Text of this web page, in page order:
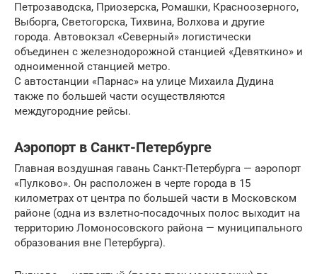
Петрозаводска, Приозерска, Ромашки, Красноозерного,
Выборга, Светогорска, Тихвина, Волхова и другие
города. Автовокзал «Северный» логистически
объединен с железнодорожной станцией «Девяткино» и
одноименной станцией метро.
С автостанции «Парнас» на улице Михаила Дудина
также по большей части осуществляются
междугородние рейсы.
Аэропорт в Санкт-Петербурге
Главная воздушная гавань Санкт-Петербурга — аэропорт
«Пулково». Он расположен в черте города в 15
километрах от центра по большей части в Московском
районе (одна из взлетно-посадочных полос выходит на
территорию Ломоносовского района — муниципального
образования вне Петербурга).